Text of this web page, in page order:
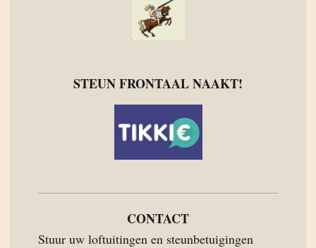
STEUN FRONTAAL NAAKT!
CONTACT
Stuur uw loftuitingen en steunbetuigingen